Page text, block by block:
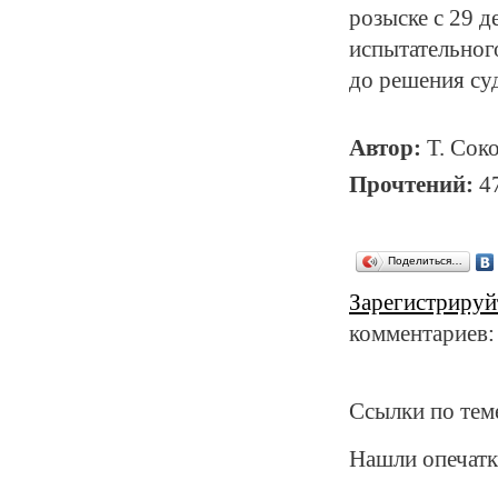
розыске с 29
до решения
Автор: Т.
Прочтений:
Поделиться…
Ссылки по
Нашли